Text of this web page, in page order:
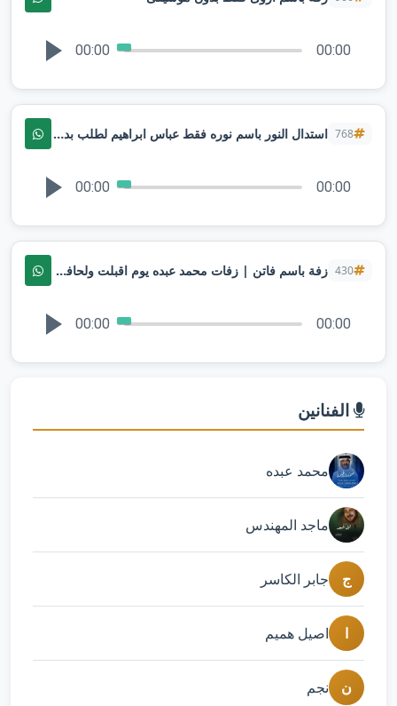
00:00 00:00
768 استدال النور باسم نوره فقط عباس ابراهيم لطلب بدون حقوق
00:00 00:00
430 زفة باسم فاتن | زفات محمد عبده يوم اقبلت ولحافظ الله
00:00 00:00
الفنانين
محمد عبده
ماجد المهندس
ج جابر الكاسر
ا اصيل هميم
ن نجم